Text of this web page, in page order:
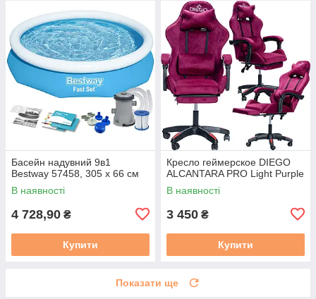
Басейн надувний 9в1
Bestway 57458, 305 x 66 см
В наявності
4 728,90 ₴
Купити
Кресло геймерское DIEGO
ALCANTARA PRO Light Purple
В наявності
3 450 ₴
Купити
Показати ще